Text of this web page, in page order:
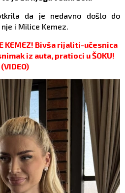
da je nedavno došlo do
i Milice Kemez.
KEMEZ! Bivša rijaliti-učesnica
iz auta, pratioci u ŠOKU!
(VIDEO)